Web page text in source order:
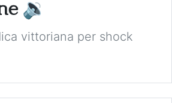
🔉
vittoriana per shock